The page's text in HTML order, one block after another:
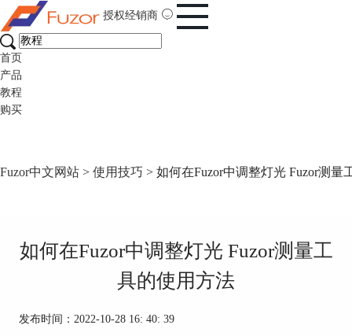
授权经销商
首页
产品
教程
购买
Fuzor中文网站 > 使用技巧 > 如何在Fuzor中调整灯光 Fuzor测量
如何在Fuzor中调整灯光 Fuzor测量工
具的使用方法
发布时间：2022-10-28 16: 40: 39